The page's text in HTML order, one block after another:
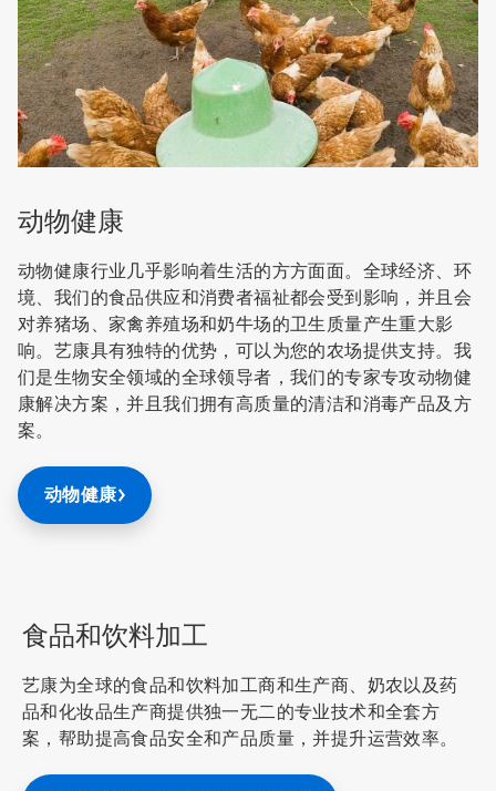
动物健康
动物健康行业几乎影响着生活的方方面面。全球经济、环
境、我们的食品供应和消费者福祉都会受到影响，并且会
对养猪场、家禽养殖场和奶牛场的卫生质量产生重大影
响。艺康具有独特的优势，可以为您的农场提供支持。我
们是生物安全领域的全球领导者，我们的专家专攻动物健
康解决方案，并且我们拥有高质量的清洁和消毒产品及方
案。
动物健康
食品和饮料加工
艺康为全球的食品和饮料加工商和生产商、奶农以及药
品和化妆品生产商提供独一无二的专业技术和全套方
案，帮助提高食品安全和产品质量，并提升运营效率。